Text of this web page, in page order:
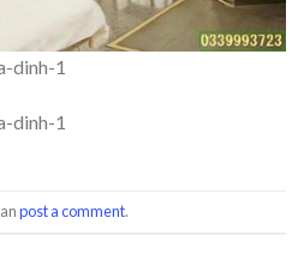
dinh-1
dinh-1
post a comment.